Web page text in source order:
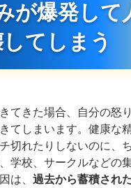
が爆発して
てしまう
てきた場合、自分の怒
てしまいます。健康な
切れたりしないのに、
学校、サークルなどの
は、 過去から蓄積され